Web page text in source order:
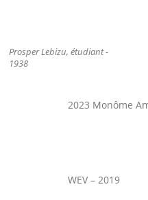
Prosper Lebizu, étudiant -
1938
2023 Monôme
WEV – 2019